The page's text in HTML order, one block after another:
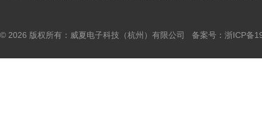
© 2026 版权所有：威夏电子科技（杭州）有限公司 备案号： 浙ICP备